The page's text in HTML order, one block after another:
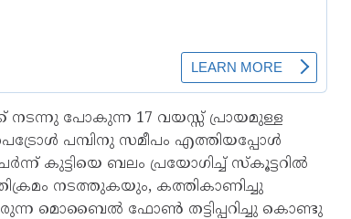
നടന്നു പോകുന്ന 17 വയസ്സ് പ്രായമുള്ള
പമ്പിനു സമീപം എത്തിയപ്പോള്‍
കുട്ടിയെ ബലം പ്രയോഗിച്ച്‌ സ്കൂട്ടറില്‍
നടത്തുകയും, കത്തികാണിച്ചു
മൊബൈല്‍ ഫോണ്‍ തട്ടിപ്പറിച്ചു കൊണ്ടു